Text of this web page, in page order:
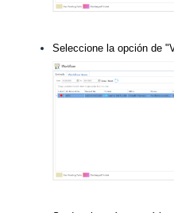
Seleccione la opción de